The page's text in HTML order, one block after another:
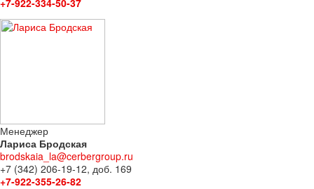
Менеджер
Лариса Бродская
brodskaia_la@cerbergroup.ru
+7 (342) 206-19-12, доб. 169
+7-922-355-26-82